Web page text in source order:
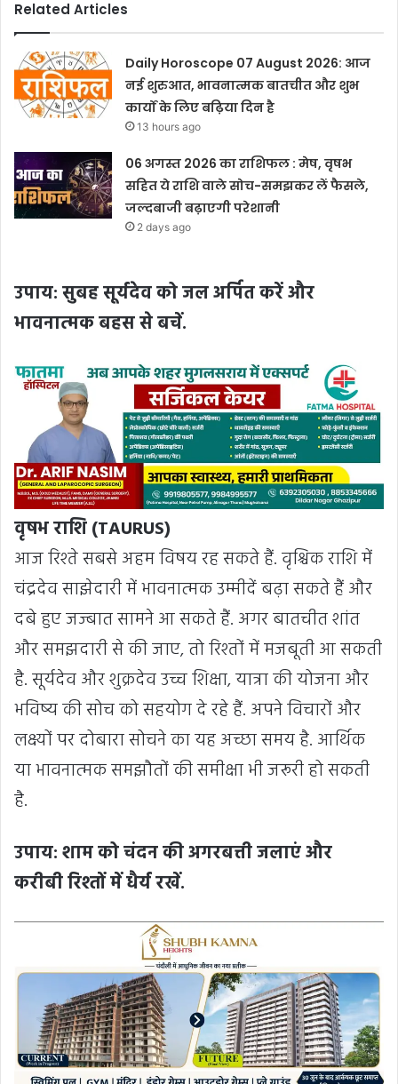
Related Articles
Daily Horoscope 07 August 2026: आज
नई शुरुआत, भावनात्मक बातचीत और शुभ
कार्यों के लिए बढ़िया दिन है
13 hours ago
06 अगस्त 2026 का राशिफल : मेष, वृषभ
सहित ये राशि वाले सोच-समझकर लें फैसले,
जल्दबाजी बढ़ाएगी परेशानी
2 days ago
उपाय: सुबह सूर्यदेव को जल अर्पित करें और
भावनात्मक बहस से बचें.
वृषभ राशि (TAURUS)
आज रिश्ते सबसे अहम विषय रह सकते हैं. वृश्चिक राशि में
चंद्रदेव साझेदारी में भावनात्मक उम्मीदें बढ़ा सकते हैं और
दबे हुए जज्बात सामने आ सकते हैं. अगर बातचीत शांत
और समझदारी से की जाए, तो रिश्तों में मजबूती आ सकती
है. सूर्यदेव और शुक्रदेव उच्च शिक्षा, यात्रा की योजना और
भविष्य की सोच को सहयोग दे रहे हैं. अपने विचारों और
लक्ष्यों पर दोबारा सोचने का यह अच्छा समय है. आर्थिक
या भावनात्मक समझौतों की समीक्षा भी जरूरी हो सकती
है.
उपाय: शाम को चंदन की अगरबत्ती जलाएं और
करीबी रिश्तों में धैर्य रखें.